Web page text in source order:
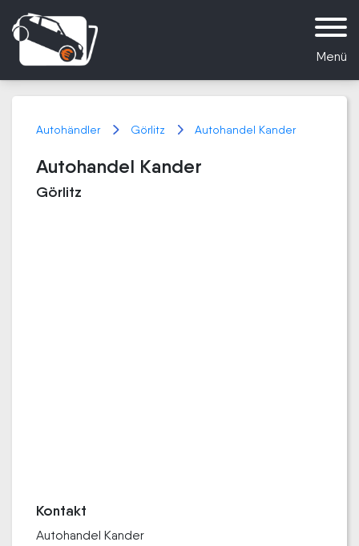
Menü
Autohändler Görlitz Autohandel Kander
Autohandel Kander
Görlitz
Kontakt
Autohandel Kander